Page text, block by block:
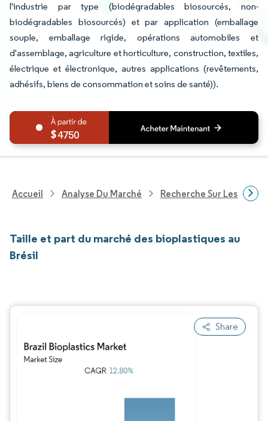
l'industrie par type (biodégradables biosourcés, non-
biodégradables biosourcés) et par application (emballage
souple, emballage rigide, opérations automobiles et
d'assemblage, agriculture et horticulture, construction, textiles,
électrique et électronique, autres applications (revêtements,
adhésifs, biens de consommation et soins de santé)).
4750
Accueil Analyse Du Marché Recherche Sur Les
Taille et part du marché des bioplastiques au
Brésil
Share